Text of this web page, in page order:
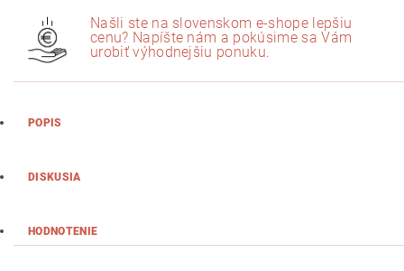
Našli ste na slovenskom e-shope lepšiu
cenu? Napíšte nám a pokúsime sa Vám
urobiť výhodnejšiu ponuku.
POPIS
DISKUSIA
HODNOTENIE